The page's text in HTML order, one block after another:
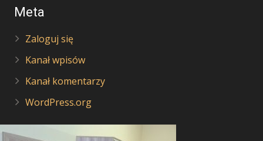
Meta
Zaloguj się
Kanał wpisów
Kanał komentarzy
WordPress.org